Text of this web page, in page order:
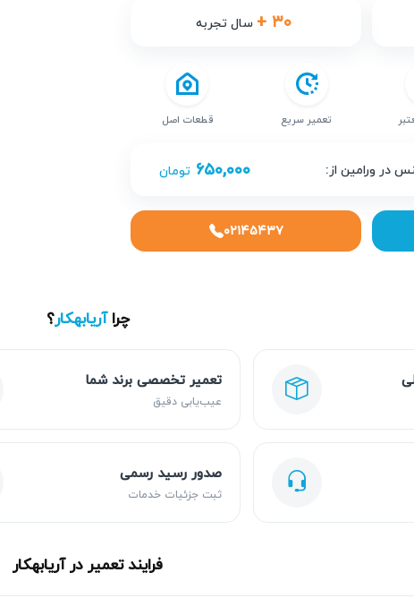
+ ۳۰ سال تجربه
تعمیر سریع قطعات اصل
در ورامین از: ۶۵۰,۰۰۰ تومان
۰۲۱۴۵۴۳۷
چراآریابهکار؟
تعمیر تخصصی برند شما
عیب‌یابی دقیق
صدور رسید رسمی
ثبت جزئیات خدمات
فرایند تعمیر در آریابهکار